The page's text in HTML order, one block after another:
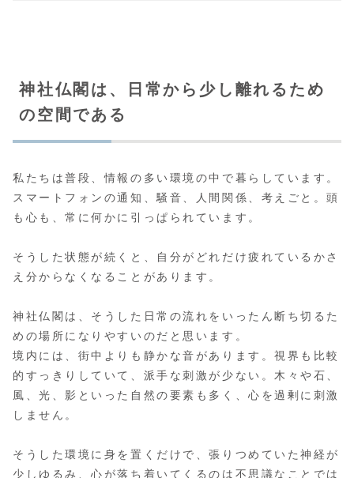
神社仏閣は、日常から少し離れるため
の空間である
私たちは普段、情報の多い環境の中で暮らしています。
スマートフォンの通知、騒音、人間関係、考えごと。頭
も心も、常に何かに引っぱられています。
そうした状態が続くと、自分がどれだけ疲れているかさ
え分からなくなることがあります。
神社仏閣は、そうした日常の流れをいったん断ち切るた
めの場所になりやすいのだと思います。
境内には、街中よりも静かな音があります。視界も比較
的すっきりしていて、派手な刺激が少ない。木々や石、
風、光、影といった自然の要素も多く、心を過剰に刺激
しません。
そうした環境に身を置くだけで、張りつめていた神経が
少しゆるみ、心が落ち着いてくるのは不思議なことでは